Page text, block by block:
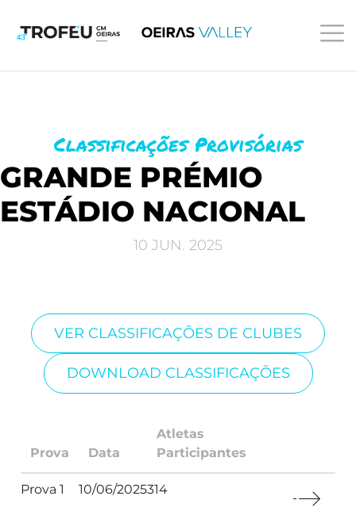
Classificações Provisórias
GRANDE PRÉMIO
ESTÁDIO NACIONAL
10 JUN. 2025
VER CLASSIFICAÇÕES DE CLUBES
DOWNLOAD CLASSIFICAÇÕES
Prova Data
Atletas
Participantes
Prova 1 10/06/2025314